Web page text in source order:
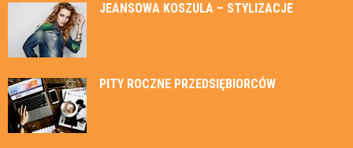
JEANSOWA KOSZULA – STYLIZACJE
PITY ROCZNE PRZEDSIĘBIORCÓW